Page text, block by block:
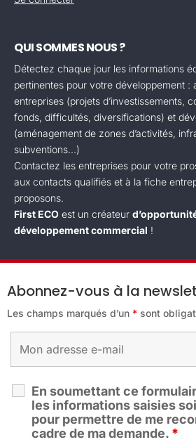
QUI SOMMES NOUS ?
Détectez chaque jour les informations
pertinentes pour votre développement :
entreprises (projets d’investissements,
fonds, difficultés, diversifications) et
(aménagement de zones d’activités,
subventions...)
Contactez les entreprises pour votre
aux contacts qualifiés et à la fiche
proposons.
First ECO est un créateur
développement commercial !
Abonnez-vous à la
Les champs marqués d’un * sont
En soumettant ce
les informations saisies
pour permettre de me
cadre de ma demande. *